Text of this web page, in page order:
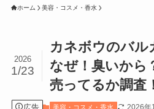
ホーム 美容・コスメ・香水
カネボウのバル
なぜ！臭いから
売ってるか調査！
2026
1/23
美容・コスメ・香水 2026年